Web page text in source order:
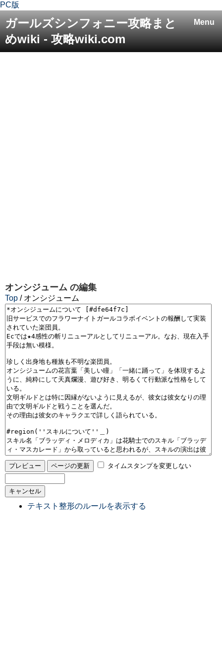
PC版
Menu
ガールズシンフォニー攻略まと
めwiki - 攻略wiki.com
オンシジューム の編集
Top / オンシジューム
タイムスタンプを変更しない
テキスト整形のルールを表示する